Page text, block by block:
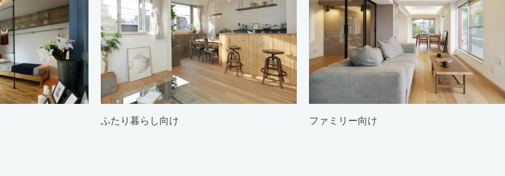
ふたり暮らし向け ファミリー向け